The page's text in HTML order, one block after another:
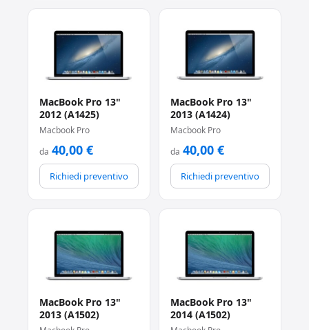
MacBook Pro 13"
2012 (A1425)
Macbook Pro
da 40,00 €
Richiedi preventivo
MacBook Pro 13"
2013 (A1424)
Macbook Pro
da 40,00 €
Richiedi preventivo
MacBook Pro 13"
2013 (A1502)
MacBook Pro 13"
2014 (A1502)